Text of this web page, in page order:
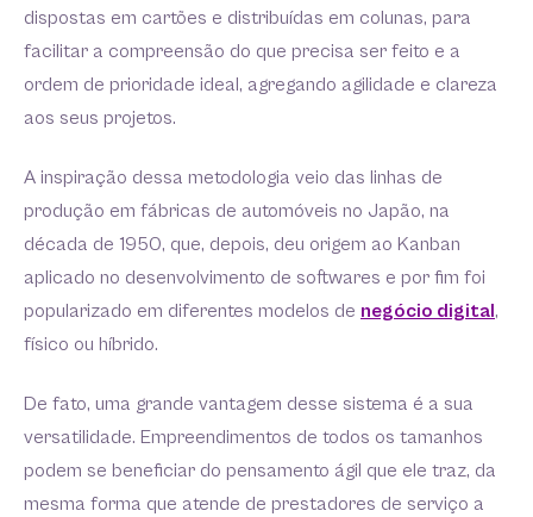
dispostas em cartões e distribuídas em colunas, para
facilitar a compreensão do que precisa ser feito e a
ordem de prioridade ideal, agregando agilidade e clareza
aos seus projetos.
A inspiração dessa metodologia veio das linhas de
produção em fábricas de automóveis no Japão, na
década de 1950, que, depois, deu origem ao Kanban
aplicado no desenvolvimento de softwares e por fim foi
popularizado em diferentes modelos de negócio digital,
físico ou híbrido.
De fato, uma grande vantagem desse sistema é a sua
versatilidade. Empreendimentos de todos os tamanhos
podem se beneficiar do pensamento ágil que ele traz, da
mesma forma que atende de prestadores de serviço a